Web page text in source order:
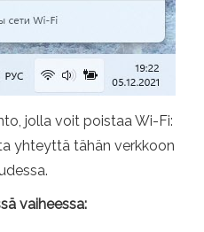
jolla voit poistaa Wi-Fi:
yhteyttä tähän verkkoon
vaiheessa: